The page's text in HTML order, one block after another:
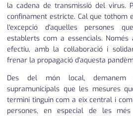
la cadena de transmissió del virus.
confinament estricte. Cal que tothom
l'excepció d'aquelles persones
establerts com a essencials. Només
efectiu, amb la col·laboració i
frenar la propagació d'aquesta
Des del món local, demanem
supramunicipals que les mesures
termini tinguin com a eix central i
persones, en especial de les